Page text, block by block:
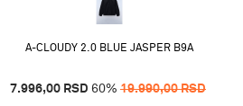
A-CLOUDY 2.0 BLUE JASPER B9A
7.996,00 RSD 60% 19.990,00RSD